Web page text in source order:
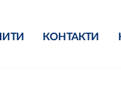
КОНТАКТИ